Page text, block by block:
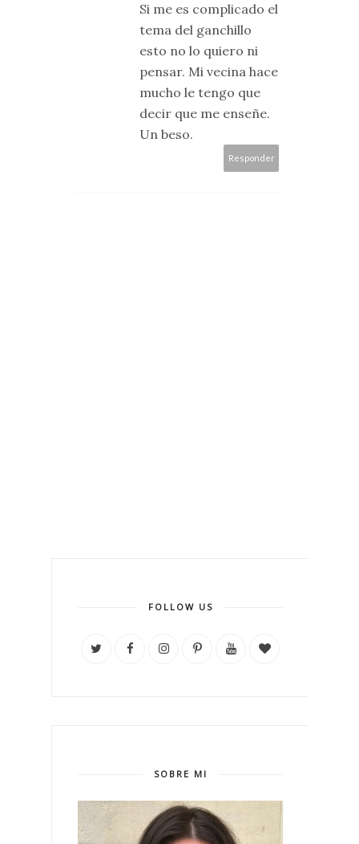
Si me es complicado el
tema del ganchillo
esto no lo quiero ni
pensar. Mi vecina hace
mucho le tengo que
decir que me enseñe.
Un beso.
Responder
FOLLOW US
SOBRE MI